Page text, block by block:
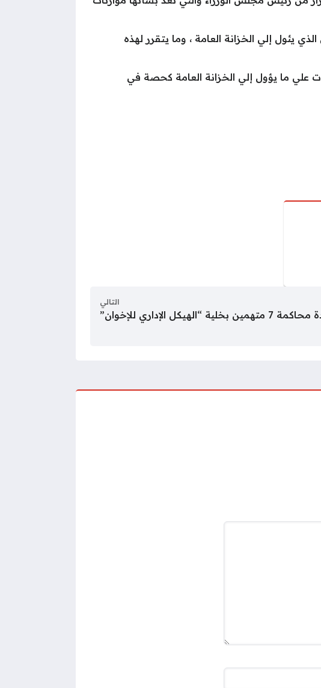
يئول إلي الخزانة العامة ، وما يتقرر لهذه
علي ما يؤول إلي الخزانة العامة كحصة في
التالي
“الهيكل الإداري للإخوان”